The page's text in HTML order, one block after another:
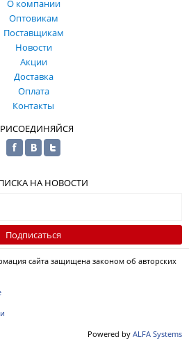
О компании
Оптовикам
Поставщикам
Новости
Акции
Доставка
Оплата
Контакты
НА НОВОСТИ
Подписаться
сайта защищена законом об авторских
Powered by ALFA Systems